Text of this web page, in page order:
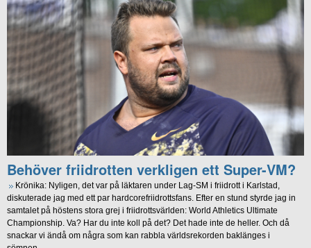
Behöver friidrotten verkligen ett Super-VM?
Krönika: Nyligen, det var på läktaren under Lag-SM i friidrott i Karlstad,
diskuterade jag med ett par hardcorefriidrottsfans. Efter en stund styrde jag in
samtalet på höstens stora grej i friidrottsvärlden: World Athletics Ultimate
Championship. Va? Har du inte koll på det? Det hade inte de heller. Och då
snackar vi ändå om några som kan rabbla världsrekorden baklänges i